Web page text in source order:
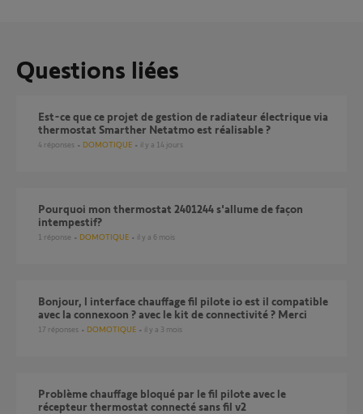
Questions liées
Est-ce que ce projet de gestion de radiateur électrique via
thermostat Smarther Netatmo est réalisable ?
4 réponses DOMOTIQUE il y a 14 jours
Pourquoi mon thermostat 2401244 s'allume de façon
intempestif?
1 réponse DOMOTIQUE il y a 6 mois
bonjour, l interface chauffage fil pilote io est il compatible
avec la connexoon ? avec le kit de connectivité ? Merci
17 réponses DOMOTIQUE il y a 3 mois
problème chauffage bloqué par le fil pilote avec le
récepteur thermostat connecté sans fil v2